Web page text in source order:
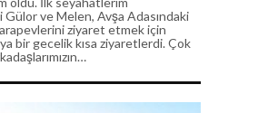
Gülor ve Melen, Avşa Adasındaki
ziyaret etmek için
bir gecelik kısa ziyaretlerdi. Çok